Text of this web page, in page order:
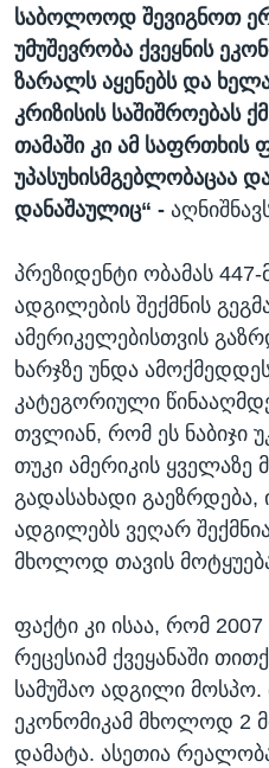
საბოლოოდ შევიგნოთ
უმუშევრობა ქვეყნის
ზარალს აყენებს და
კრიზისის საშიშროებას
თამაში კი ამ
უპასუხისმგებლობაცაა
დანაშაულიც“ -
პრეზიდენტი ობამას
ადგილების შექმნის
ამერიკელებისთვის
ხარჯზე უნდა
კატეგორიული
თვლიან, რომ ეს ნაბიჯი
თუკი ამერიკის ყველაზე
გადასახადი გაეზრდება,
ადგილებს ვეღარ
მხოლოდ თავის მოტყუება
ფაქტი კი ისაა, რომ
რეცესიამ ქვეყანაში
სამუშაო ადგილი მოსპო.
ეკონომიკამ მხოლოდ 2
დამატა. ასეთია